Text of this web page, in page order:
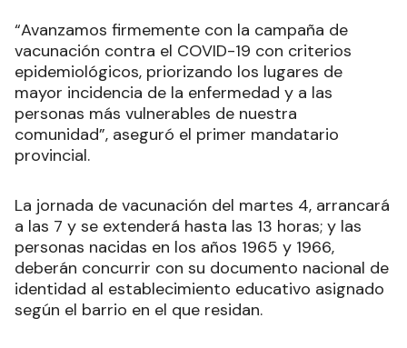
“Avanzamos firmemente con la campaña de
vacunación contra el COVID-19 con criterios
epidemiológicos, priorizando los lugares de
mayor incidencia de la enfermedad y a las
personas más vulnerables de nuestra
comunidad”, aseguró el primer mandatario
provincial.
La jornada de vacunación del martes 4, arrancará
a las 7 y se extenderá hasta las 13 horas; y las
personas nacidas en los años 1965 y 1966,
deberán concurrir con su documento nacional de
identidad al establecimiento educativo asignado
según el barrio en el que residan.